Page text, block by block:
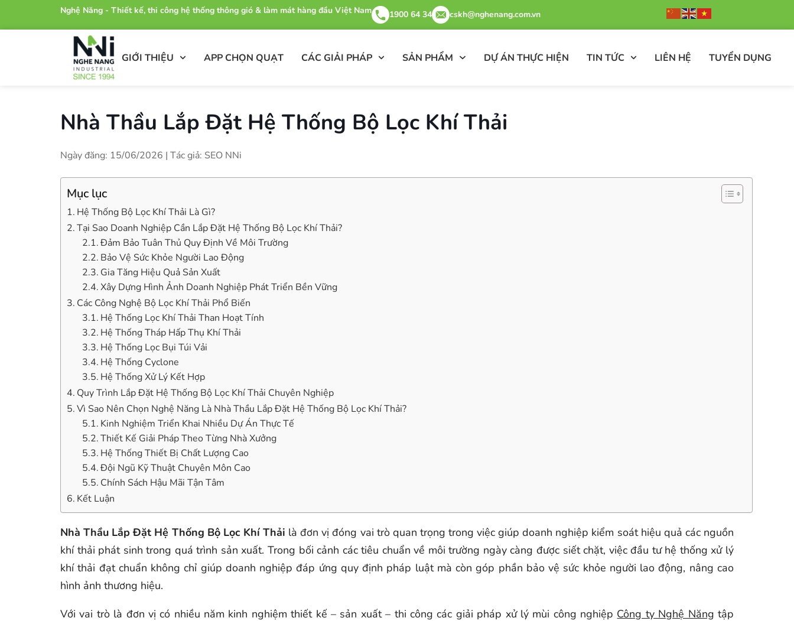
Nghệ Năng - Thiết kế, thi công hệ thống thông gió & làm mát hàng đầu Việt Nam 1900 64 34 cskh@nghenang.com.vn
GIỚI THIỆU APP CHỌN QUẠT CÁC GIẢI PHÁP SẢN PHẨM DỰ ÁN THỰC HIỆN TIN TỨC LIÊN HỆ TUYỂN DỤNG
Nhà Thầu Lắp Đặt Hệ Thống Bộ Lọc Khí Thải
Ngày đăng: 15/06/2026 | Tác giả: SEO NNi
Mục lục
Hệ Thống Bộ Lọc Khí Thải Là Gì?
Tại Sao Doanh Nghiệp Cần Lắp Đặt Hệ Thống Bộ Lọc Khí Thải?
Đảm Bảo Tuân Thủ Quy Định Về Môi Trường
Bảo Vệ Sức Khỏe Người Lao Động
Gia Tăng Hiệu Quả Sản Xuất
Xây Dựng Hình Ảnh Doanh Nghiệp Phát Triển Bền Vững
Các Công Nghệ Bộ Lọc Khí Thải Phổ Biến
Hệ Thống Lọc Khí Thải Than Hoạt Tính
Hệ Thống Tháp Hấp Thụ Khí Thải
Hệ Thống Lọc Bụi Túi Vải
Hệ Thống Cyclone
Hệ Thống Xử Lý Kết Hợp
Quy Trình Lắp Đặt Hệ Thống Bộ Lọc Khí Thải Chuyên Nghiệp
Vì Sao Nên Chọn Nghệ Năng Là Nhà Thầu Lắp Đặt Hệ Thống Bộ Lọc Khí Thải?
Kinh Nghiệm Triển Khai Nhiều Dự Án Thực Tế
Thiết Kế Giải Pháp Theo Từng Nhà Xưởng
Hệ Thống Thiết Bị Chất Lượng Cao
Đội Ngũ Kỹ Thuật Chuyên Môn Cao
Chính Sách Hậu Mãi Tận Tâm
Kết Luận
Nhà Thầu Lắp Đặt Hệ Thống Bộ Lọc Khí Thải là đơn vị đóng vai trò quan trọng trong việc giúp doanh nghiệp kiểm soát hiệu quả các nguồn
khí thải phát sinh trong quá trình sản xuất. Trong bối cảnh các tiêu chuẩn về môi trường ngày càng được siết chặt, việc đầu tư hệ thống xử lý
khí thải đạt chuẩn không chỉ giúp doanh nghiệp đáp ứng quy định pháp luật mà còn góp phần bảo vệ sức khỏe người lao động, nâng cao
hình ảnh thương hiệu.
Với vai trò là đơn vị có nhiều năm kinh nghiệm thiết kế – sản xuất – thi công các giải pháp xử lý mùi công nghiệp Công ty Nghệ Năng tập